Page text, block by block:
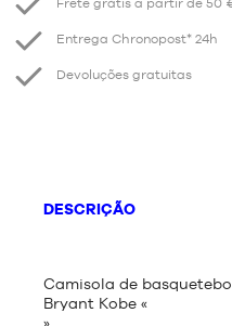
Frete grátis a partir de 50
Entrega Chronopost* 24h
Devoluções gratuitas
DESCRIÇÃO
Camisola de
Bryant Kobe «